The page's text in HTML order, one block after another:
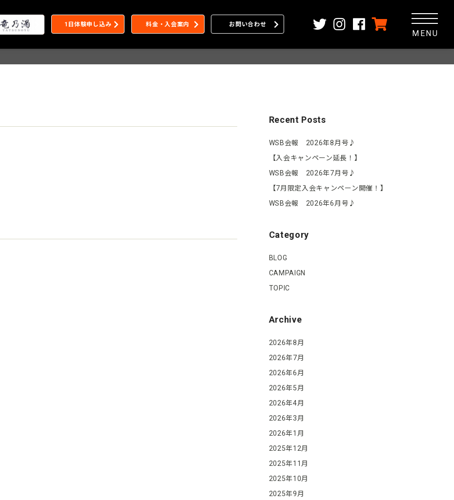
MENU
1日体験申し込み 料金・入会案内 お問い合わせ
Recent Posts
WSB会報 2026年8月号♪
【入会キャンペーン延長！】
WSB会報 2026年7月号♪
【7月限定入会キャンペーン開催！】
WSB会報 2026年6月号♪
Category
BLOG
CAMPAIGN
TOPIC
Archive
2026年8月
2026年7月
2026年6月
2026年5月
2026年4月
2026年3月
2026年1月
2025年12月
2025年11月
2025年10月
2025年9月